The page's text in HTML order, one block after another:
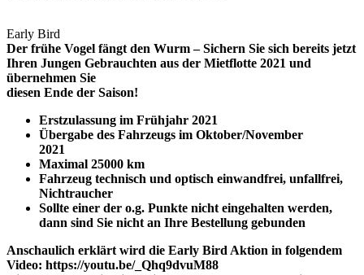
Early Bird
Der frühe Vogel fängt den Wurm – Sichern Sie sich bereits jetzt
Ihren Jungen Gebrauchten aus der Mietflotte 2021 und
übernehmen Sie
diesen Ende der Saison!
Erstzulassung im Frühjahr 2021
Übergabe des Fahrzeugs im Oktober/November
2021
Maximal 25000 km
Fahrzeug technisch und optisch einwandfrei, unfallfrei,
Nichtraucher
Sollte einer der o.g. Punkte nicht eingehalten werden,
dann sind Sie nicht an Ihre Bestellung gebunden
Anschaulich erklärt wird die Early Bird Aktion in folgendem
Video: https://youtu.be/_Qhq9dvuM88